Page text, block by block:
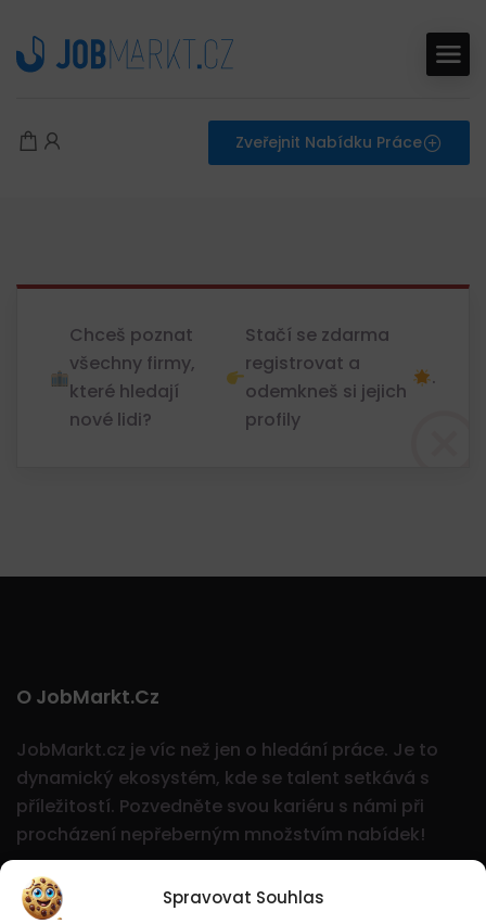
Spravovat Souhlas
Zveřejnit Nabídku Práce
Chceš poznat
všechny firmy,
které hledají
nové lidi?
Stačí se zdarma
registrovat a
odemkneš si jejich
profily
.
O JobMarkt.cz
JobMarkt.cz je víc než jen o hledání práce. Je to
dynamický ekosystém, kde se talent setkává s
příležitostí. Pozvedněte svou kariéru s námi při
procházení nepřeberným množstvím nabídek!